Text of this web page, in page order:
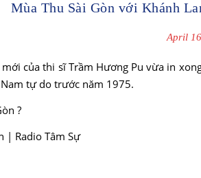
Mùa Thu Sài Gòn với Khánh
April
của thi sĩ Trầm Hương Pu vừa in
tự do trước năm 1975.
?
| Radio Tâm Sự